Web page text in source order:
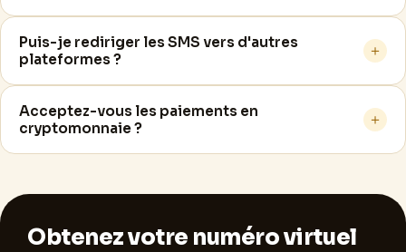
Puis-je rediriger les SMS vers d'autres
plateformes ?
＋
Acceptez-vous les paiements en
cryptomonnaie ?
＋
Obtenez votre numéro virtuel